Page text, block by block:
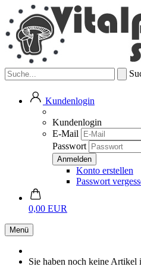
Kundenlogin
Kundenlogin
E-Mail
Passwort
Konto erstellen
Passwort
0,00 EUR
Menü
Sie haben noch keine Artikel